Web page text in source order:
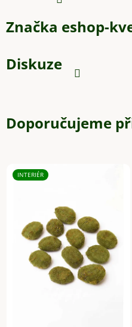
Značka eshop-
Diskuze
Doporučujeme
INTERIÉR